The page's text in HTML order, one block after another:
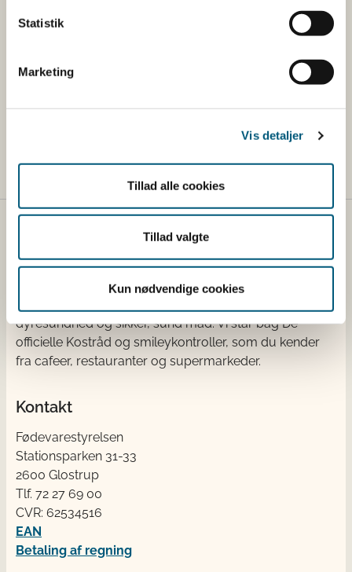
Statistik
Marketing
Vis detaljer
Tillad alle cookies
Tillad valgte
Kun nødvendige cookies
O-N-P-S-K-Ca-Mg) og i mikronæringsstoffer (som Fe-
Fødevarestyrelsen
Fødevarestyrelsen er en styrelse under
Erhvervsministeriet. Styrelsen arbejder med hele
dyresundhed og sikker, sund mad. Vi står bag De
officielle Kostråd og smileykontroller, som du kender
fra cafeer, restauranter og supermarkeder.
Kontakt
Fødevarestyrelsen
Stationsparken 31-33
2600 Glostrup
Tlf. 72 2​​​7 69 00
CVR: 62534516
EAN
Betaling af regning